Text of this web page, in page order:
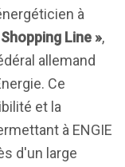
à
Line »,
allemand
Ce
et la
à ENGIE
d'un large